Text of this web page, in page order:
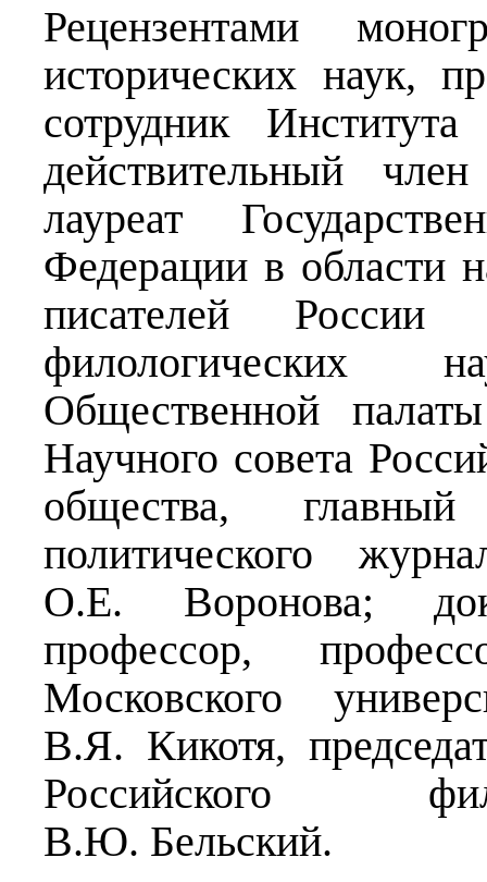
Рецензентами
исторических наук,
сотрудник
действительный
лауреат
Федерации в области
писателей
филологических
Общественной
Научного совета
общества,
политического
О.Е. Воронова;
профессор,
Московского
В.Я. Кикотя,
Российского
В.Ю. Бельский.